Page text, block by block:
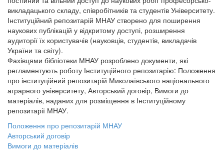
викладацького складу, співробітників та студентів Університету.
Інституційний репозитарій МНАУ створено для поширення
наукових публікацій у відкритому доступі, розширення
аудиторії їх користувачів (науковців, студентів, викладачів
України та світу).
Фахівцями бібліотеки МНАУ розроблено документи, які
регламентують роботу Інституційного репозитарію: Положення
про інституційний репозитарій Миколаївського національного
аграрного університету, Авторський договір, Вимоги до
матеріалів, наданих для розміщення в Інституційному
репозитарії МНАУ.
Положення про репозитарій МНАУ
Авторський договір
Вимоги до матеріалів